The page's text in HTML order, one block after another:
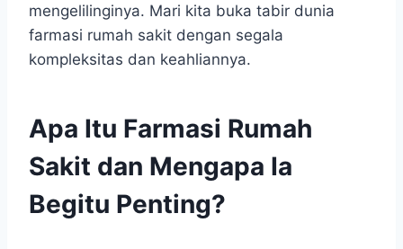
mengelilinginya. Mari kita buka tabir dunia
farmasi rumah sakit dengan segala
kompleksitas dan keahliannya.
Apa Itu Farmasi Rumah
Sakit dan Mengapa Ia
Begitu Penting?